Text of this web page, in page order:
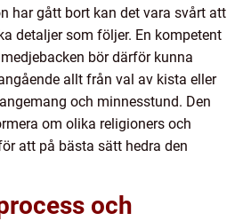
har gått bort kan det vara svårt att
detaljer som följer. En kompetent
bör därför kunna
allt från val av kista eller
och minnesstund. Den
om olika religioners och
att på bästa sätt hedra den
och